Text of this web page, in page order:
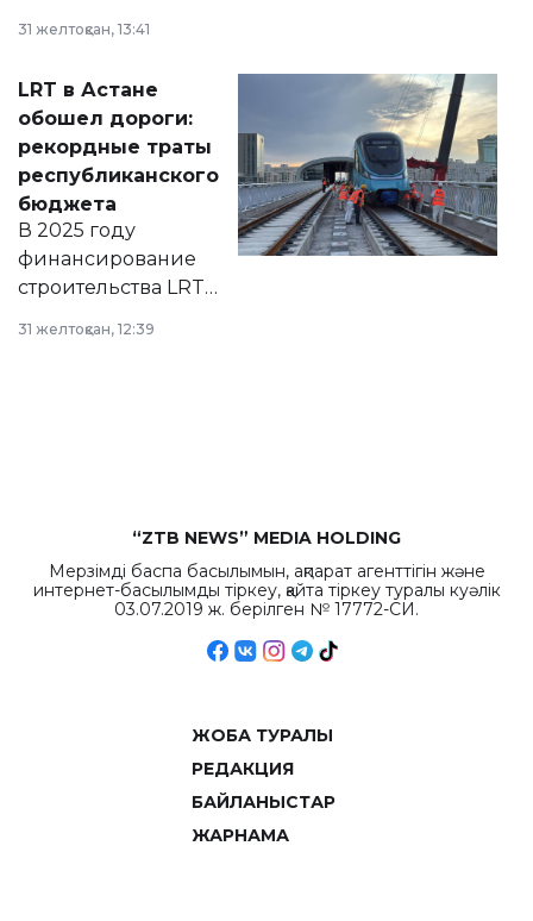
2028 годы.
документ
появился в базе
нормативных
правовых актов и
на сайте маслихат
города.
31 желтоқсан, 13:41
LRT в Астане
обошел дороги:
рекордные траты
республиканского
бюджета
В 2025 году
финансирование
строительства LRT
республиканского
31 желтоқсан, 12:39
“ZTB NEWS” MEDIA HOLDING
Мерзімді баспа басылымын, ақпарат агенттігін және
интернет-басылымды тіркеу, қайта тіркеу туралы куәлік
03.07.2019 ж. берілген № 17772-СИ.
ЖОБА ТУРАЛЫ
РЕДАКЦИЯ
БАЙЛАНЫСТАР
ЖАРНАМА